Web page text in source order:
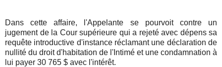
Dans cette affaire, l'Appelante se pourvoit contre un
jugement de la Cour supérieure qui a rejeté avec dépens sa
requête introductive d'instance réclamant une déclaration de
nullité du droit d'habitation de l'Intimé et une condamnation à
lui payer 30 765 $ avec l'intérêt.